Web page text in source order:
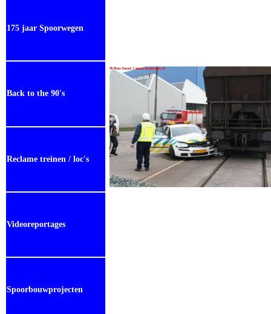
175 jaar Spoorwegen
Back to the 90's
Reclame treinen / loc's
Videoreportages
Spoorbouwprojecten